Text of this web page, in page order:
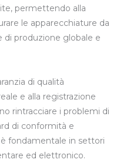
permettendo alla
le apparecchiature da
di produzione globale e
di qualità
e alla registrazione
rintracciare i problemi di
di conformità e
fondamentale in settori
ed elettronico.